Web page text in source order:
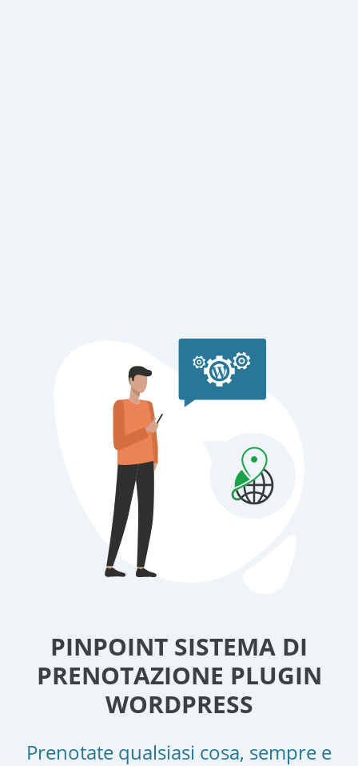
PINPOINT SISTEMA DI
PRENOTAZIONE PLUGIN
WORDPRESS
Prenotate qualsiasi cosa, sempre e